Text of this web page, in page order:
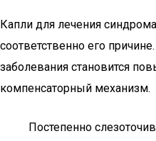
Капли для лечения
соответственно его
заболевания становится
компенсаторный механизм.
Постепенно